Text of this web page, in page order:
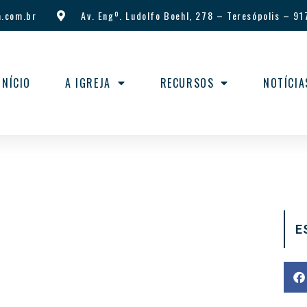
Av. Engº. Ludolfo Boehl, 278 – Teresópolis –
A IGREJA RECURSOS